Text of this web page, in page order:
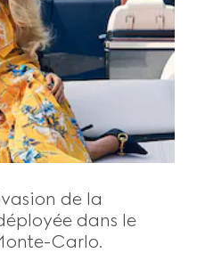
de la
dans le
Carlo.